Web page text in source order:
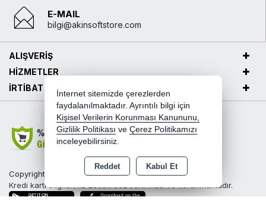
E-MAIL
bilgi@akinsoftstore.com
ALIŞVERİŞ
HİZMETLER
İRTİBAT
Copyright 2026 akinsoftstore.com - Tüm hakları saklıdır.
Kredi kartı bilgileriniz 256bit SSL sertifikası ile korunmaktadır.
İnternet sitemizde çerezlerden
faydalanılmaktadır. Ayrıntılı bilgi için
Kişisel Verilerin Korunması Kanununu,
Gizlilik Politikası ve Çerez Politikamızı
inceleyebilirsiniz.
Reddet Kabul Et